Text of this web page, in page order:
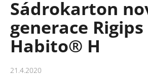
Sádrokarton
generace Rigips
Habito® H
21.4.2020
e
b
u
j
e